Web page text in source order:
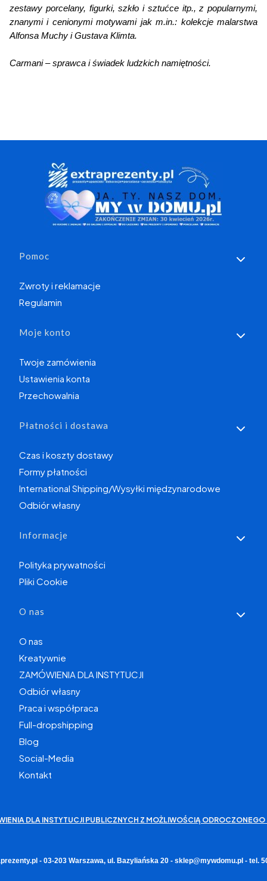
zestawy porcelany, figurki, szkło i sztućce itp., z popularnymi,
znanymi i cenionymi motywami jak m.in.: kolekcje malarstwa
Alfonsa Muchy i Gustava Klimta.
Carmani – sprawca i świadek ludzkich namiętności.
Linki w stopce
Pomoc
Zwroty i reklamacje
Regulamin
Moje konto
Twoje zamówienia
Ustawienia konta
Przechowalnia
Płatności i dostawa
Czas i koszty dostawy
Formy płatności
International Shipping/Wysyłki międzynarodowe
Odbiór własny
Informacje
Polityka prywatności
Pliki Cookie
O nas
O nas
Kreatywnie
ZAMÓWIENIA DLA INSTYTUCJI
Odbiór własny
Praca i współpraca
Full-dropshipping
Blog
Social-Media
Kontakt
DLA INSTYTUCJI PUBLICZNYCH Z MOŻLIWOŚCIĄ ODROCZONEGO
- 03-203 Warszawa, ul. Bazyliańska 20 - sklep@mywdomu.pl - tel.